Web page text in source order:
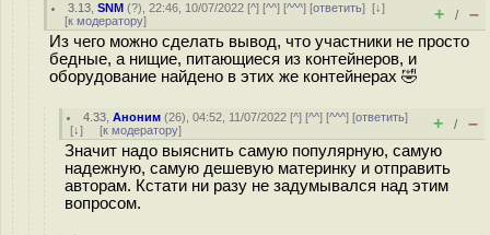
3.13 ,SNM (?), 22:46, 10/07/2022 [^] [^^] [^^^] [ответить][↓]
[к модератору] + / –
Из чего можно сделать вывод, что участники не просто
бедные, а нищие, питающиеся из контейнеров, и
оборудование найдено в этих же контейнерах 🤣
4.33 ,Аноним (26), 04:52, 11/07/2022 [^] [^^] [^^^] [ответить]
[↓] [к модератору] + / –
Значит надо выяснить самую популярную, самую
надежную, самую дешевую материнку и отправить
авторам. Кстати ни разу не задумывался над этим
вопросом.